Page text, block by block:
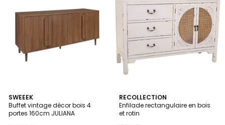
SWEEEK
Buffet vintage décor bois 4
portes 160cm JULIANA
1,3
/
5
RECOLLECTION
Enfilade rectangulaire en bois
et rotin